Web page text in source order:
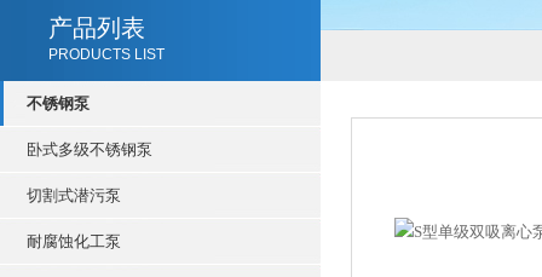
产品列表
PRODUCTS LIST
不锈钢泵
卧式多级不锈钢泵
切割式潜污泵
耐腐蚀化工泵